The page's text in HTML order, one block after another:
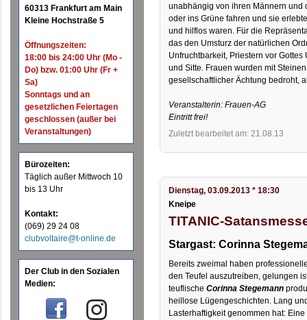
60313 Frankfurt am Main
Kleine Hochstraße 5
Öffnungszeiten:
18:00 bis 24:00 Uhr (Mo -
Do) bzw. 01:00 Uhr (Fr +
Sa)
Sonntags und an
gesetzlichen Feiertagen
geschlossen (außer bei
Veranstaltungen)
Bürozeiten:
Täglich außer Mittwoch 10
bis 13 Uhr
Kontakt:
(069) 29 24 08
clubvoltaire@t-online.de
Der Club in den Sozialen
Medien:
unabhängig von ihren Männern und
oder ins Grüne fahren und sie
und hilflos waren. Für die
das den Umsturz der natürlichen
Unfruchtbarkeit, Priestern vor
und Sitte. Frauen wurden mit
gesellschaftlicher Ächtung bedroht,
Veranstalterin: Frauen-AG
Eintritt frei!
Zuletzt bearbeitet am: 21.08.13
Dienstag, 03.09.2013 * 18:30
Kneipe
TITANIC-
Stargast: Corinna
Bereits zweimal haben
den Teufel auszutreiben, gelungen
teuflischeCorinna Stegemann
heillose Lügengeschichten. Lang
Lasterhaftigkeit genommen hat: